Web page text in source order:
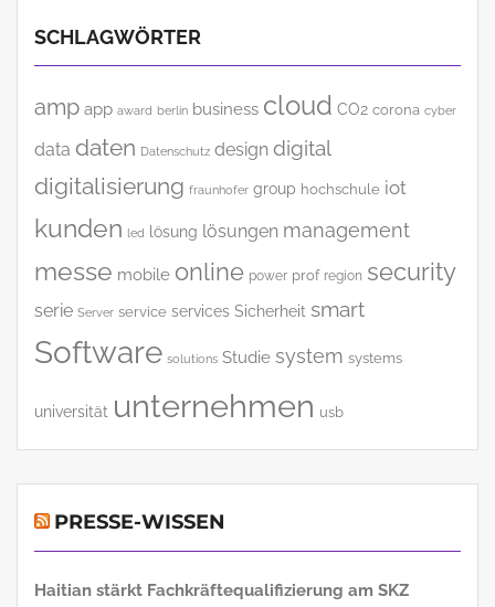
SCHLAGWÖRTER
amp app award berlin business cloud CO2 corona cyber
data daten Datenschutz design digital
digitalisierung fraunhofer group hochschule iot
kunden led lösung lösungen management
messe mobile online power prof region security
serie Server service services Sicherheit smart
Software solutions Studie system systems
universität unternehmen usb
PRESSE-WISSEN
Haitian stärkt Fachkräftequalifizierung am SKZ